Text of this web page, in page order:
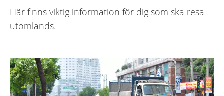
Här finns viktig information för dig som ska resa
utomlands.